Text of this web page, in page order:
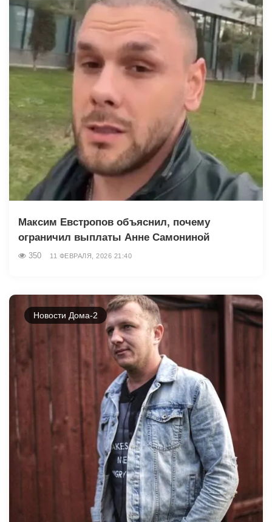
Максим Евстропов объяснил, почему
ограничил выплаты Анне Самониной
350 11 ФЕВРАЛЯ, 2026 21:40
Новости Дома-2